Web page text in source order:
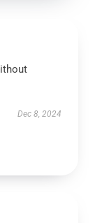
Dec 8, 2024